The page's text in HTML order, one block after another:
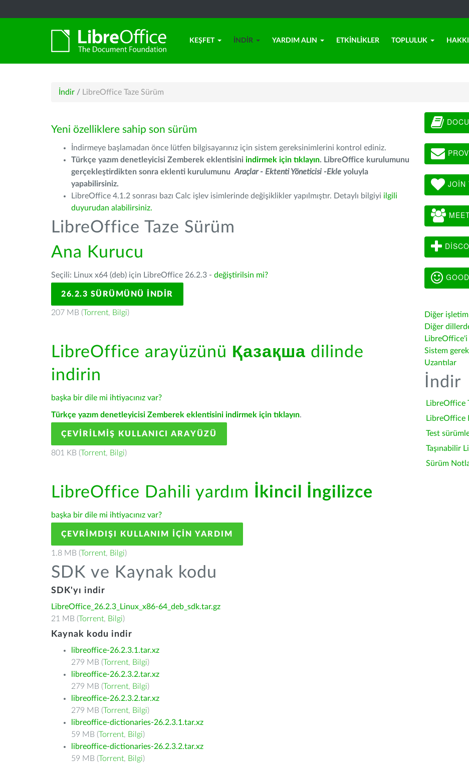
KEŞFET İNDIR YARDIM ALIN ETKINLIKLER TOPLULUK
İndir / LibreOffice Taze Sürüm
Yeni özelliklere sahip son sürüm
İndirmeye başlamadan önce lütfen bilgisayarınız için sistem gereksinimlerini kontrol ediniz.
Türkçe yazım denetleyicisi Zemberek eklentisini indirmek için tıklayın. LibreOffice kurulumunu
gerçekleştirdikten sonra eklenti kurulumunu Araçlar - Ektenti Yöneticisi -Ekle yoluyla
yapabilirsiniz.
LibreOffice 4.1.2 sonrası bazı Calc işlev isimlerinde değişiklikler yapılmıştır. Detaylı bilgiyi ilgili
duyurudan alabilirsiniz.
LibreOffice Taze Sürüm
Ana Kurucu
Seçili: Linux x64 (deb) için LibreOffice 26.2.3 - değiştirilsin mi?
26.2.3 SÜRÜMÜNÜ İNDIR
207 MB (Torrent, Bilgi)
LibreOffice arayüzünü Қазақша dilinde
indirin
başka bir dile mi ihtiyacınız var?
Türkçe yazım denetleyicisi Zemberek eklentisini indirmek için tıklayın.
ÇEVIRILMIŞ KULLANICI ARAYÜZÜ
801 KB (Torrent, Bilgi)
LibreOffice Dahili yardım İkincil İngilizce
başka bir dile mi ihtiyacınız var?
ÇEVRIMDIŞI KULLANIM IÇIN YARDIM
1.8 MB (Torrent, Bilgi)
SDK ve Kaynak kodu
SDK'yı indir
LibreOffice_26.2.3_Linux_x86-64_deb_sdk.tar.gz
21 MB (Torrent, Bilgi)
Kaynak kodu indir
libreoffice-26.2.3.1.tar.xz
279 MB (Torrent, Bilgi)
libreoffice-26.2.3.2.tar.xz
279 MB (Torrent, Bilgi)
libreoffice-26.2.3.2.tar.xz
279 MB (Torrent, Bilgi)
libreoffice-dictionaries-26.2.3.1.tar.xz
59 MB (Torrent, Bilgi)
libreoffice-dictionaries-26.2.3.2.tar.xz
59 MB (Torrent, Bilgi)
JOIN
Diğer
Diğer
LibreOffice'i
Sistem
Uzantılar
İndir
LibreOffice
LibreOffice
Test
Taşınabilir
Sürüm